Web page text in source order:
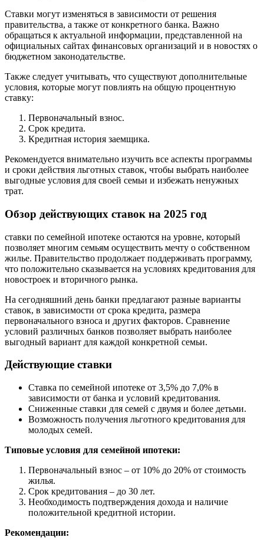
Ставки могут изменяться в зависимости от решения
правительства, а также от конкретного банка. Важно
обращаться к актуальной информации, представленной на
официальных сайтах финансовых организаций и в новостях о
бюджетном законодательстве.
Также следует учитывать, что существуют дополнительные
условия, которые могут повлиять на общую процентную
ставку:
Первоначальный взнос.
Срок кредита.
Кредитная история заемщика.
Рекомендуется внимательно изучить все аспекты программы
и сроки действия льготных ставок, чтобы выбрать наиболее
выгодные условия для своей семьи и избежать ненужных
трат.
Обзор действующих ставок на 2025 год
ставки по семейной ипотеке остаются на уровне, который
позволяет многим семьям осуществить мечту о собственном
жилье. Правительство продолжает поддерживать программу,
что положительно сказывается на условиях кредитования для
новостроек и вторичного рынка.
На сегодняшний день банки предлагают разные варианты
ставок, в зависимости от срока кредита, размера
первоначального взноса и других факторов. Сравнение
условий различных банков позволяет выбрать наиболее
выгодный вариант для каждой конкретной семьи.
Действующие ставки
Ставка по семейной ипотеке от 3,5% до 7,0% в
зависимости от банка и условий кредитования.
Сниженные ставки для семей с двумя и более детьми.
Возможность получения льготного кредитования для
молодых семей.
Типовые условия для семейной ипотеки:
Первоначальный взнос – от 10% до 20% от стоимость
жилья.
Срок кредитования – до 30 лет.
Необходимость подтверждения дохода и наличие
положительной кредитной истории.
Рекомендации: